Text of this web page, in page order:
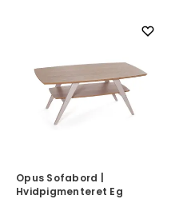
Opus Sofabord |
Hvidpigmenteret Eg